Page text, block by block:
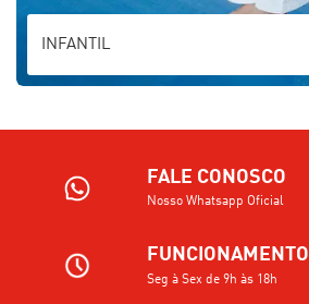
INFANTIL
FALE CONOSCO
Nosso Whatsapp Oficial
FUNCIONAMENTO
Seg à Sex de 9h às 18h